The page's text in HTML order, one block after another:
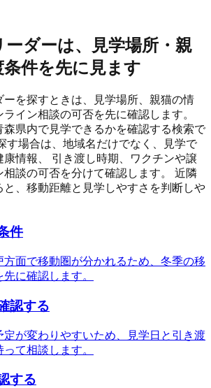
ダーは、見学場所・親
件を先に見ます
ーを探すときは、見学場所、親猫の情
イン相談の可否を先に確認します。
森県内で見学できるかを確認する検索で
す場合は、地域名だけでなく、見学で
康情報、 引き渡し時期、ワクチンや譲
談の可否を分けて確認します。 近隣
と、移動距離と見学しやすさを判断しや
件
面で移動圏が分かれるため、冬季の移
に確認します。
認する
定が変わりやすいため、見学日と引き渡
て相談します。
する